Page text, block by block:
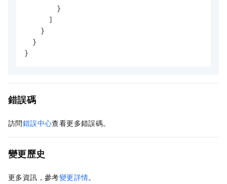
}
]
}
}
}
錯誤碼
訪問錯誤中心查看更多錯誤碼。
變更歷史
更多資訊，參考變更詳情。